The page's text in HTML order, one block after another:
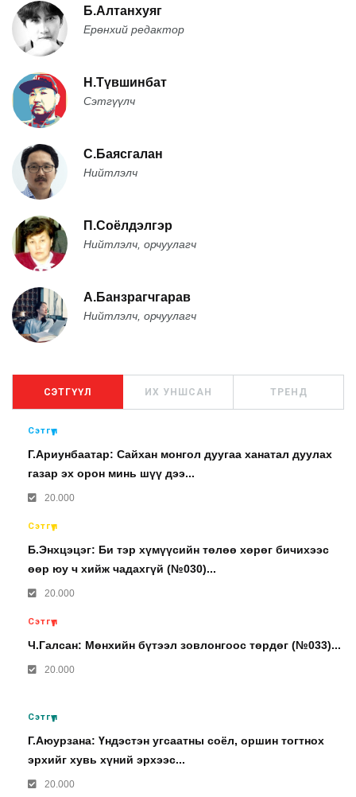
Б.Алтанхуяг
Ерөнхий редактор
Н.Түвшинбат
Сэтгүүлч
С.Баясгалан
Нийтлэлч
П.Соёлдэлгэр
Нийтлэлч, орчуулагч
А.Банзрагчгарав
Нийтлэлч, орчуулагч
СЭТГҮҮЛ ИХ УНШСАН ТРЕНД
Сэтгүүл
Г.Ариунбаатар: Сайхан монгол дуугаа ханатал дуулах
газар эх орон минь шүү дээ...
20.000
Сэтгүүл
Б.Энхцэцэг: Би тэр хүмүүсийн төлөө хөрөг бичихээс
өөр юу ч хийж чадахгүй (№030)...
20.000
Сэтгүүл
Ч.Галсан: Мөнхийн бүтээл зовлонгоос төрдөг (№033)...
20.000
Сэтгүүл
Г.Аюурзана: Үндэстэн угсаатны соёл, оршин тогтнох
эрхийг хувь хүний эрхээс...
20.000